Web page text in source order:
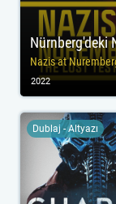
2022
Dublaj - Altyazı